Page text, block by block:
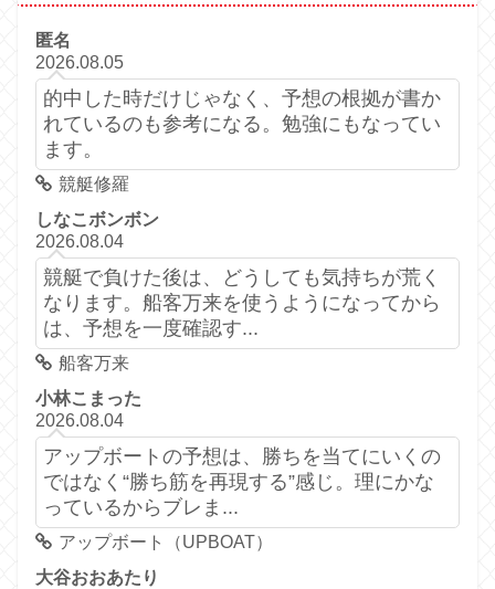
匿名
2026.08.05
的中した時だけじゃなく、予想の根拠が書か
れているのも参考になる。勉強にもなってい
ます。
競艇修羅
しなこボンボン
2026.08.04
競艇で負けた後は、どうしても気持ちが荒く
なります。船客万来を使うようになってから
は、予想を一度確認す...
船客万来
小林こまった
2026.08.04
アップボートの予想は、勝ちを当てにいくの
ではなく“勝ち筋を再現する”感じ。理にかな
っているからブレま...
アップボート（UPBOAT）
大谷おおあたり